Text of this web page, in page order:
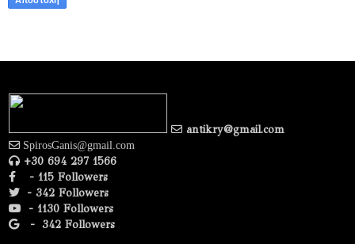
antikry@gmail.com
SpirosGanis@gmail.com
+30 694 297 1566
- 115 Followers
- 342 Followers
- 1130 Followers
- 342 Followers